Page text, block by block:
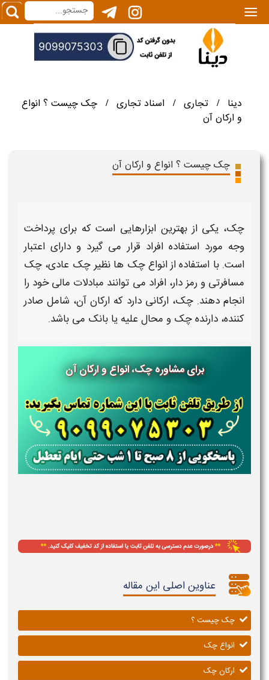
|||
دینا / تجاری / اسناد تجاری /
چک چیست ؟ انواع
و ارکان آن
چک چیست ؟ انواع و ارکان آن
چک، یکی از بهترین ابزارهایی است که برای پرداخت
وجه مورد استفاده افراد قرار می گیرد و دارایاعتبار
است. با استفاده ازانواع چک ها نظیر چک عادی، چک
مسافرتی و رمز دار، افراد می توانند مبادلات مالی خود را
انجام دهند. چک، ارکانی دارد که ارکان آن، شامل صادر
کننده، دارندهچک و محال علیه یا بانک می باشد.
برای مشاوره چک، انواع و ارکان آن
عناوین اصلی این مقاله
چک چیست ؟
انواع چک
ارکان چک